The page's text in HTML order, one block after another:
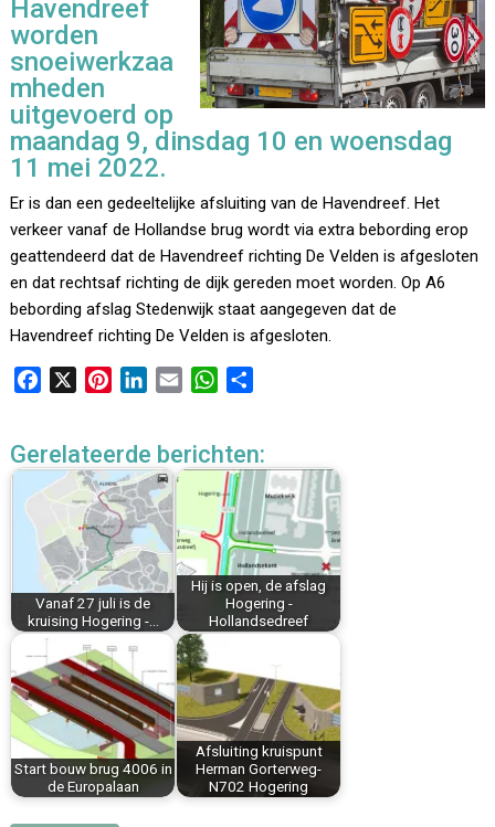
Havendreef
worden
snoeiwerkzaa
mheden
uitgevoerd op
maandag 9, dinsdag 10 en woensdag
11 mei 2022.
Er is dan een gedeeltelijke afsluiting van de Havendreef. Het
verkeer vanaf de Hollandse brug wordt via extra bebording erop
geattendeerd dat de Havendreef richting De Velden is afgesloten
en dat rechtsaf richting de dijk gereden moet worden. Op A6
bebording afslag Stedenwijk staat aangegeven dat de
Havendreef richting De Velden is afgesloten.
e
b
o
k
t
e
r
e
s
t
k
e
d
I
n
i
W
t
s
A
p
p
e
n
Gerelateerde berichten:
Vanaf 27 juli is de
kruising Hogering -…
Hij is open, de afslag
Hogering -
Hollandsedreef
Start bouw brug 4006 in
de Europalaan
Afsluiting kruispunt
Herman Gorterweg-
N702 Hogering